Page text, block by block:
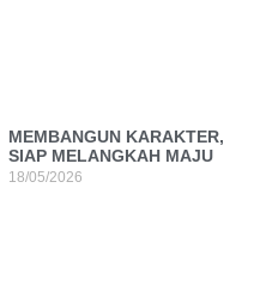
MEMBANGUN KARAKTER,
SIAP MELANGKAH MAJU
18/05/2026